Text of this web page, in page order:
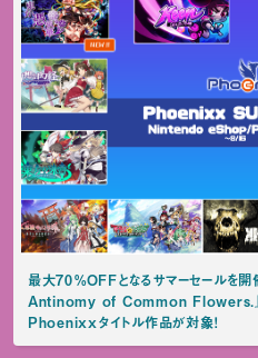
最大70％OFFとなるサマーセールを開
Antinomy of Common Flowers.』
Phoenixxタイトル作品が対象！